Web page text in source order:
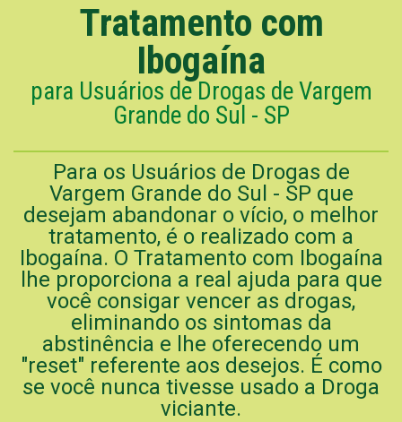
Tratamento com
Ibogaína
para Usuários de Drogas de Vargem
Grande do Sul - SP
Para os Usuários de Drogas de
Vargem Grande do Sul - SP que
desejam abandonar o vício, o melhor
tratamento, é o realizado com a
Ibogaína. O Tratamento com Ibogaína
lhe proporciona a real ajuda para que
você consigar vencer as drogas,
eliminando os sintomas da
abstinência e lhe oferecendo um
"reset" referente aos desejos. É como
se você nunca tivesse usado a Droga
viciante.